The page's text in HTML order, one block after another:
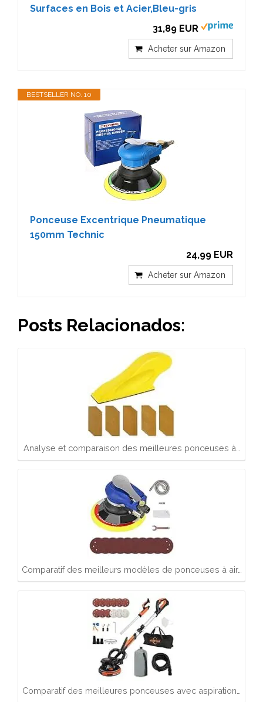
Surfaces en Bois et Acier,Bleu-gris
31,89 EUR
Acheter sur Amazon
BESTSELLER NO. 10
Ponceuse Excentrique Pneumatique
150mm Technic
24,99 EUR
Acheter sur Amazon
Posts Relacionados:
Analyse et comparaison des meilleures ponceuses à…
Comparatif des meilleurs modèles de ponceuses à air…
Comparatif des meilleures ponceuses avec aspiration…